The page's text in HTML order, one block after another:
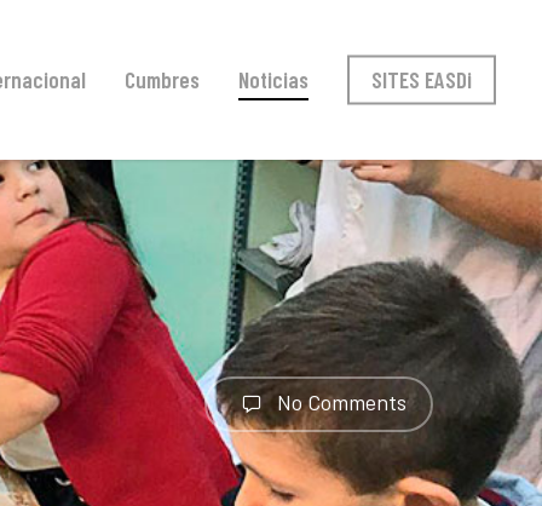
Cumbres Noticias SITES EASDi
No Comments